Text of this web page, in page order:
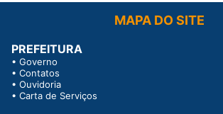
MAPA DO SITE
PREFEITURA
• Governo
• Contatos
• Ouvidoria
• Carta de Serviços